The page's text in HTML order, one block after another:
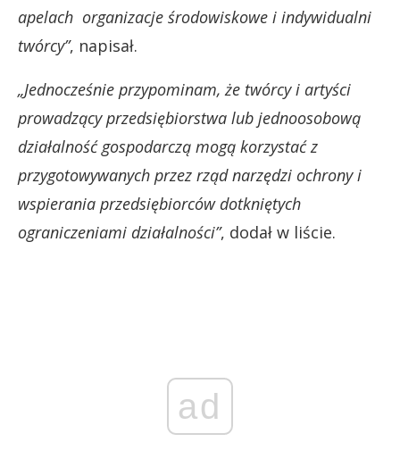
apelach organizacje środowiskowe i indywidualni
twórcy”, napisał.
„Jednocześnie przypominam, że twórcy i artyści
prowadzący przedsiębiorstwa lub jednoosobową
działalność gospodarczą mogą korzystać z
przygotowywanych przez rząd narzędzi ochrony i
wspierania przedsiębiorców dotkniętych
ograniczeniami działalności”, dodał w liście.
ad